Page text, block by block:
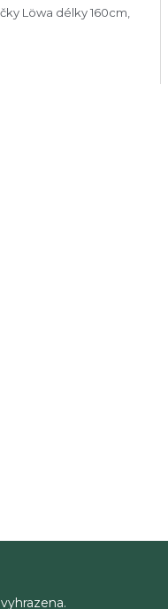
Löwa délky 160cm,
á
í